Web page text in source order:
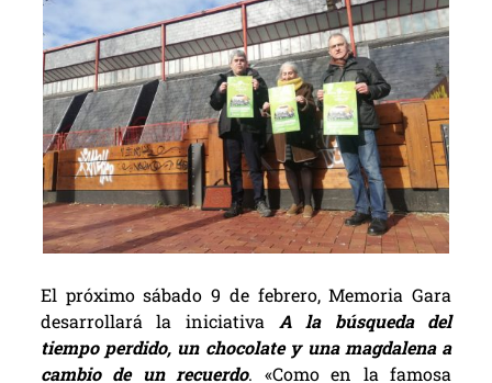
El próximo sábado 9 de febrero, Memoria Gara
desarrollará la iniciativa A la búsqueda del
tiempo perdido, un chocolate y una magdalena a
cambio de unrecuerdo. «Como en la famosa